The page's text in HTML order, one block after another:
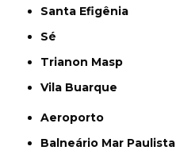
Santa Efigênia
Sé
Trianon Masp
Vila Buarque
Aeroporto
Balneário Mar Paulista